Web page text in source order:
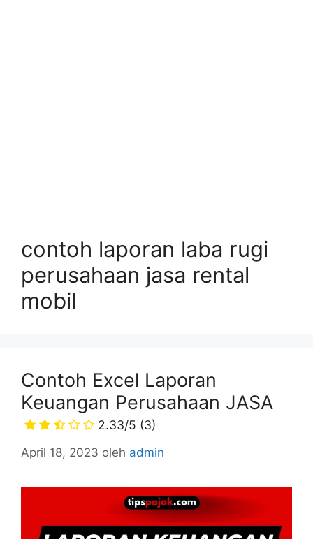
contoh laporan laba rugi
perusahaan jasa rental
mobil
Contoh Excel Laporan
Keuangan Perusahaan JASA
2.33/5 (3)
April 18, 2023 oleh admin